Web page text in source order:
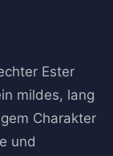
Ester
mildes, lang
Charakter
und